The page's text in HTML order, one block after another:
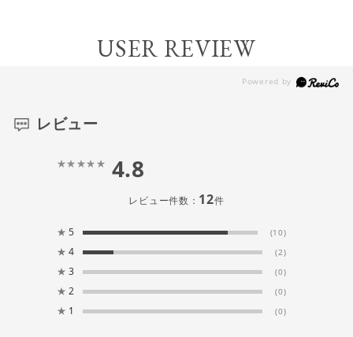
USER REVIEW
レビュー
4.8
レビュー件数： 12件
★ 5 (10)
★ 4 (2)
★ 3 (0)
★ 2 (0)
★ 1 (0)